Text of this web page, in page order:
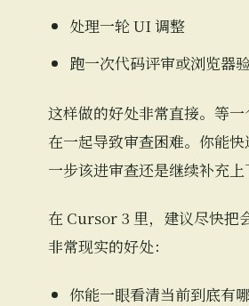
处理一轮 UI 调整
跑一次代码评审或浏览器
这样做的好处非常直接。等
在一起导致审查困难。你能
一步该进审查还是继续补充上
在 Cursor 3 里，建议尽快把
非常现实的好处：
你能一眼看清当前到底有